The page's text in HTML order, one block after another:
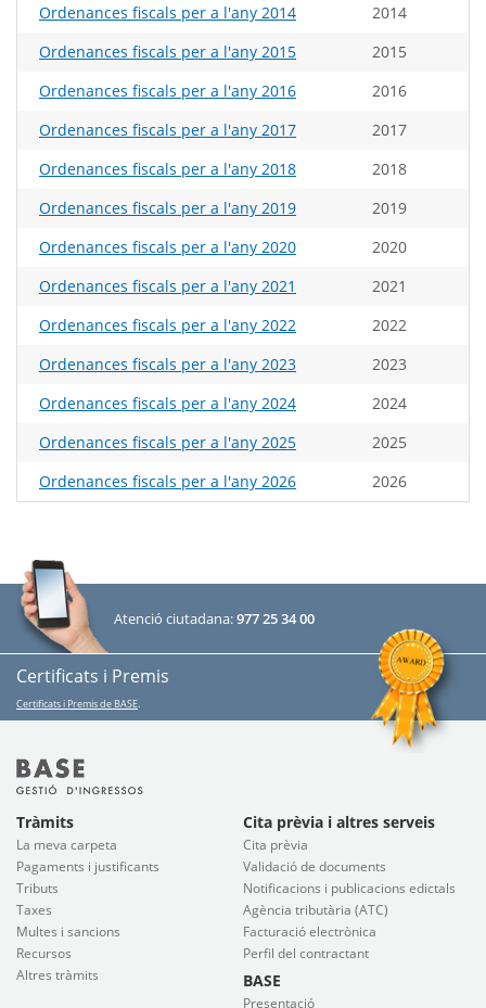
Ordenances fiscals per a l'any 2014
2014
Ordenances fiscals per a l'any 2015
2015
Ordenances fiscals per a l'any 2016
2016
Ordenances fiscals per a l'any 2017
2017
Ordenances fiscals per a l'any 2018
2018
Ordenances fiscals per a l'any 2019
2019
Ordenances fiscals per a l'any 2020
2020
Ordenances fiscals per a l'any 2021
2021
Ordenances fiscals per a l'any 2022
2022
Ordenances fiscals per a l'any 2023
2023
Ordenances fiscals per a l'any 2024
2024
Ordenances fiscals per a l'any 2025
2025
Ordenances fiscals per a l'any 2026
2026
Atenció ciutadana:977 25 34 00
Certificats i Premis
Certificats i Premis de BASE
Tràmits
La meva carpeta
Pagaments i justificants
Tributs
Taxes
Multes i sancions
Recursos
Altres tràmits
Cita prèvia i altres serveis
Cita prèvia
Validació de documents
Notificacions i publicacions edictals
Agència tributària (ATC)
Facturació electrònica
Perfil del contractant
BASE
Presentació